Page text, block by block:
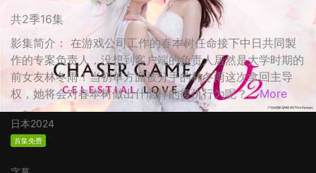
共2季16集
影集简介： 在游戏公司工作的春本树任命接下中日共同製
作的专案负责人，没想到客户端的负责人居然是大学时期的
前女友林冬雨！当初单方面被分手的林冬雨这次拿回主导
权，她将会对春本树做出什麽样的復仇行为呢？... More
日本2024
首集免费